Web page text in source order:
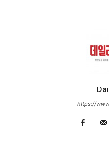
https://